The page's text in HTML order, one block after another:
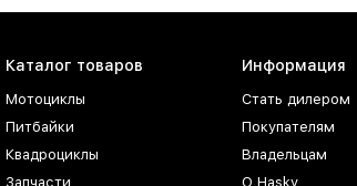
Каталог товаров
Мотоциклы
Питбайки
Квадроциклы
Запчасти
Информация
Стать дилером
Покупателям
Владельцам
О Hasky